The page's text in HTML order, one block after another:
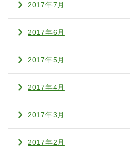
2017年7月
2017年6月
2017年5月
2017年4月
2017年3月
2017年2月